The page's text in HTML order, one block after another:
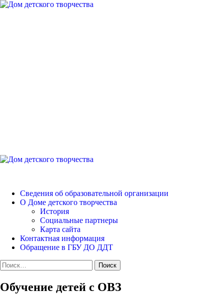
Перейти
Основное
Сведения об образовательной организации
О Доме детского творчества
История
Социальные партнеры
Карта сайта
Контактная информация
Обращение в ГБУ ДО ДДТ
Найти:
Обучение детей с ОВЗ